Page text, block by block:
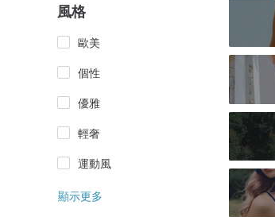
風格
歐美
個性
優雅
輕奢
運動風
顯示更多